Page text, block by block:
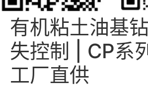
有机粘土油基
失控制 | CP系
工厂直供